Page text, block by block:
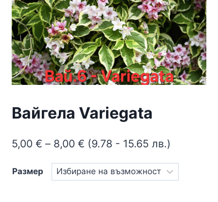
Вайгела Variegata
5,00 € – 8,00 € Price
5,00 €
(9.78 - 15.65 лв.)
Размер